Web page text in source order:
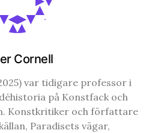
Cornell
var tidigare professor i
på Konstfack och
Konstkritiker och författare
Paradisets vägar,